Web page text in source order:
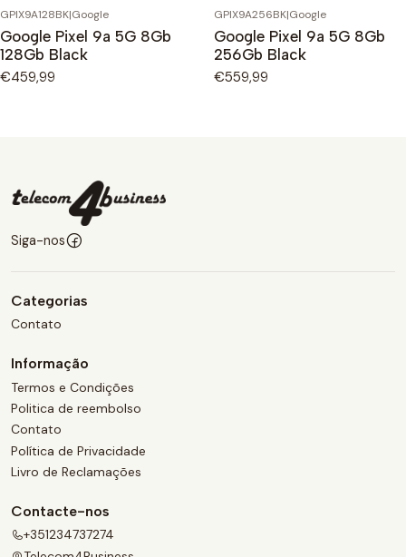
GPIX9A128BK|Google
Google Pixel 9a 5G 8Gb
128Gb Black
€459,99
GPIX9A256BK|Google
Google Pixel 9a 5G 8Gb
256Gb Black
€559,99
Siga-nos
Categorias
Contato
Informação
Termos e Condições
Politica de reembolso
Contato
Política de Privacidade
Livro de Reclamações
Contacte-nos
+351234737274